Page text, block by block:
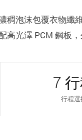
稠泡沫包覆衣物纖
光澤 PCM 鋼板
7
行程選